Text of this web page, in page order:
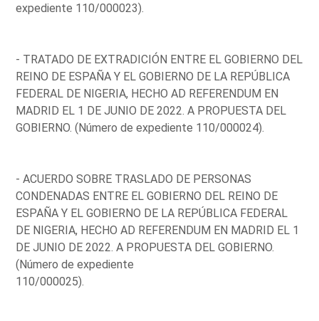
expediente 110/000023).
- TRATADO DE EXTRADICIÓN ENTRE EL GOBIERNO DEL
REINO DE ESPAÑA Y EL GOBIERNO DE LA REPÚBLICA
FEDERAL DE NIGERIA, HECHO AD REFERENDUM EN
MADRID EL 1 DE JUNIO DE 2022. A PROPUESTA DEL
GOBIERNO. (Número de expediente 110/000024).
- ACUERDO SOBRE TRASLADO DE PERSONAS
CONDENADAS ENTRE EL GOBIERNO DEL REINO DE
ESPAÑA Y EL GOBIERNO DE LA REPÚBLICA FEDERAL
DE NIGERIA, HECHO AD REFERENDUM EN MADRID EL 1
DE JUNIO DE 2022. A PROPUESTA DEL GOBIERNO.
(Número de expediente
110/000025).